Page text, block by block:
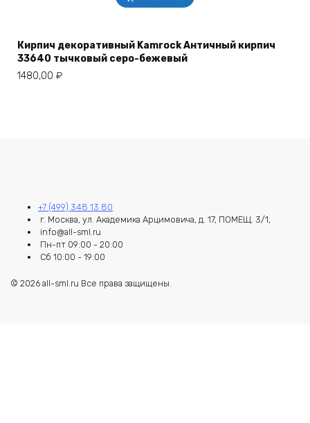
Кирпич декоративный Kamrock Античный кирпич
33640 тычковый серо-бежевый
1480,00 ₽
+7 (499) 348 13 80
г. Москва, ул. Академика Арцимовича, д. 17, ПОМЕЩ. 3/1,
info@all-sml.ru
Пн-пт 09:00 - 20:00
Сб 10:00 - 19:00
© 2026 all-sml.ru Все права защищены.